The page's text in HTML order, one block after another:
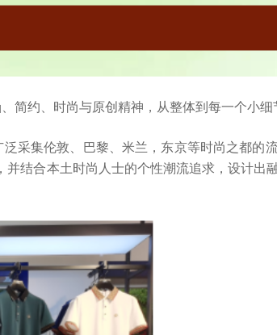
简约、时尚与原创精神，从整体到每一个小细
采集伦敦、巴黎、米兰，东京等时尚之都的
结合本土时尚人士的个性潮流追求，设计出